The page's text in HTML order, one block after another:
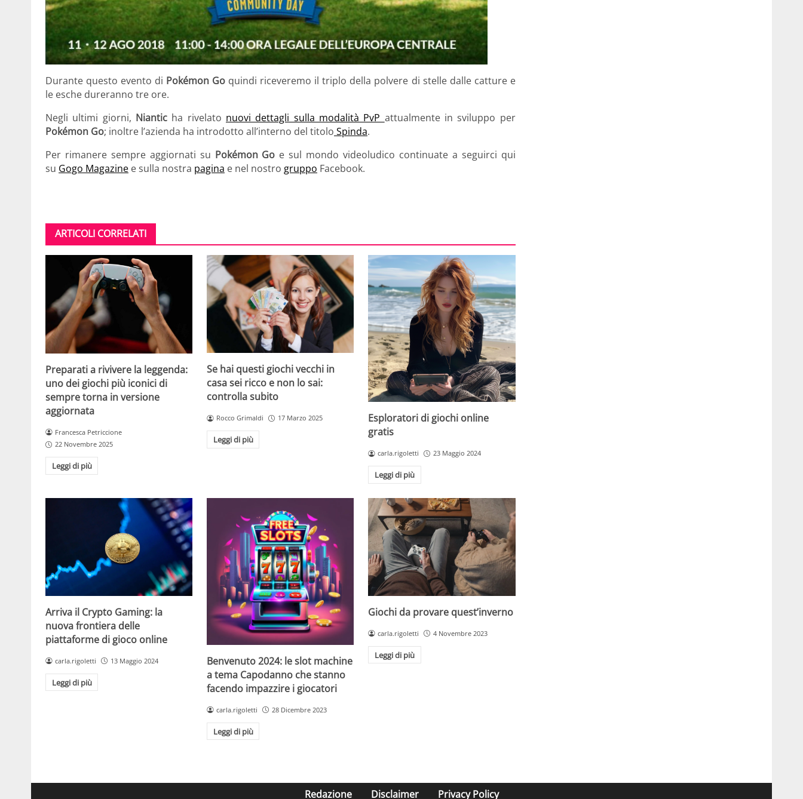
Durante questo evento di Pokémon Go quindi riceveremo il triplo della polvere di stelle dalle catture e
le esche dureranno tre ore.
Negli ultimi giorni, Niantic ha rivelato nuovi dettagli sulla modalità PvP attualmente in sviluppo per
Pokémon Go; inoltre l’azienda ha introdotto all’interno del titolo Spinda.
Per rimanere sempre aggiornati su Pokémon Go e sul mondo videoludico continuate a seguirci qui
su Gogo Magazine e sulla nostra pagina e nel nostro gruppo Facebook.
ARTICOLI CORRELATI
Preparati a rivivere la leggenda:
uno dei giochi più iconici di
sempre torna in versione
aggiornata
Francesca Petriccione
22 Novembre 2025
Leggi di più
Se hai questi giochi vecchi in
casa sei ricco e non lo sai:
controlla subito
Rocco Grimaldi 17 Marzo 2025
Leggi di più
Esploratori di giochi online
gratis
carla.rigoletti 23 Maggio 2024
Leggi di più
Arriva il Crypto Gaming: la
nuova frontiera delle
piattaforme di gioco online
carla.rigoletti 13 Maggio 2024
Leggi di più
Benvenuto 2024: le slot machine
a tema Capodanno che stanno
facendo impazzire i giocatori
carla.rigoletti 28 Dicembre 2023
Leggi di più
Giochi da provare quest’inverno
carla.rigoletti 4 Novembre 2023
Leggi di più
Redazione Disclaimer Privacy Policy